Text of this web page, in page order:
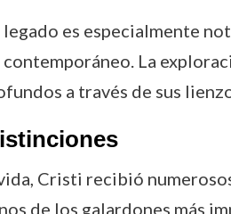
legado es especialmente
La
a través de sus
Cristi recibió
de los galardones más